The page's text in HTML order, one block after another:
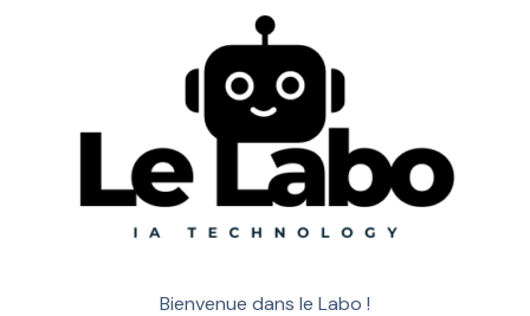
Azertaf formations
Le labo
Bienvenue dans le Labo !